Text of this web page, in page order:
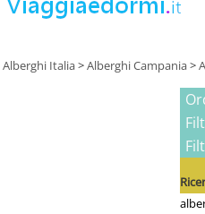
Alberghi Italia>Alberghi Campania>